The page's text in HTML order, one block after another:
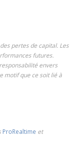
pertes de capital. Les
futures.
envers
motif que ce soit lié à
ProRealtime et